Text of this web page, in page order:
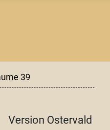
39
Version Ostervald